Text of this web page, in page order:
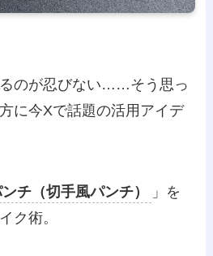
のが忍びない……そう思っ
に今Xで話題の活用アイデ
チ（切手風パンチ）
」を
ク術。